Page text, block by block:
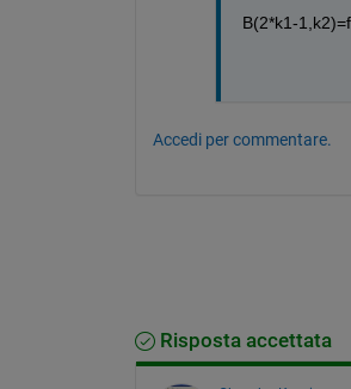
B(2*k1-
Accedi per commentare.
Risposta accettata